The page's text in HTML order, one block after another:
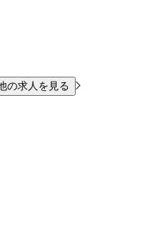
の求人を見る